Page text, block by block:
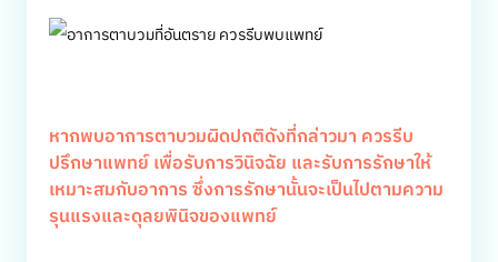
หากพบอาการตาบวมผิดปกติดังที่กล่าวมา ควรรีบ
ปรึกษาแพทย์ เพื่อรับการวินิจฉัย และรับการรักษาให้
เหมาะสมกับอาการ ซึ่งการรักษานั้นจะเป็นไปตามความ
รุนแรงและดุลยพินิจของแพทย์